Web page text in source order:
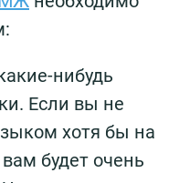
нибудь
Если вы не
хотя бы на
будет очень